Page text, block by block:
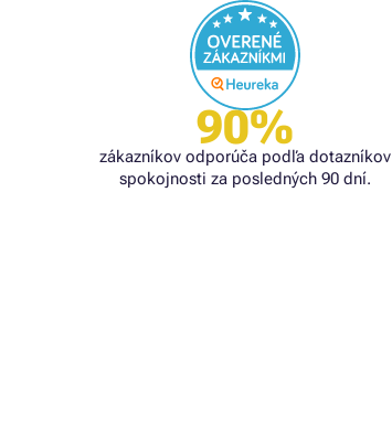
90%
zákazníkov odporúča podľa dotazníkov
spokojnosti za posledných 90 dní.